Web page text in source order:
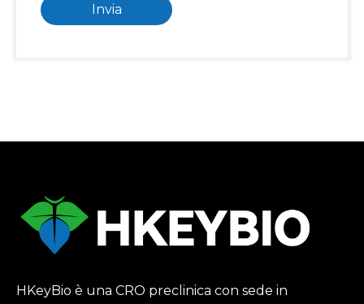
Invia
HKeyBio è una CRO preclinica con sede in